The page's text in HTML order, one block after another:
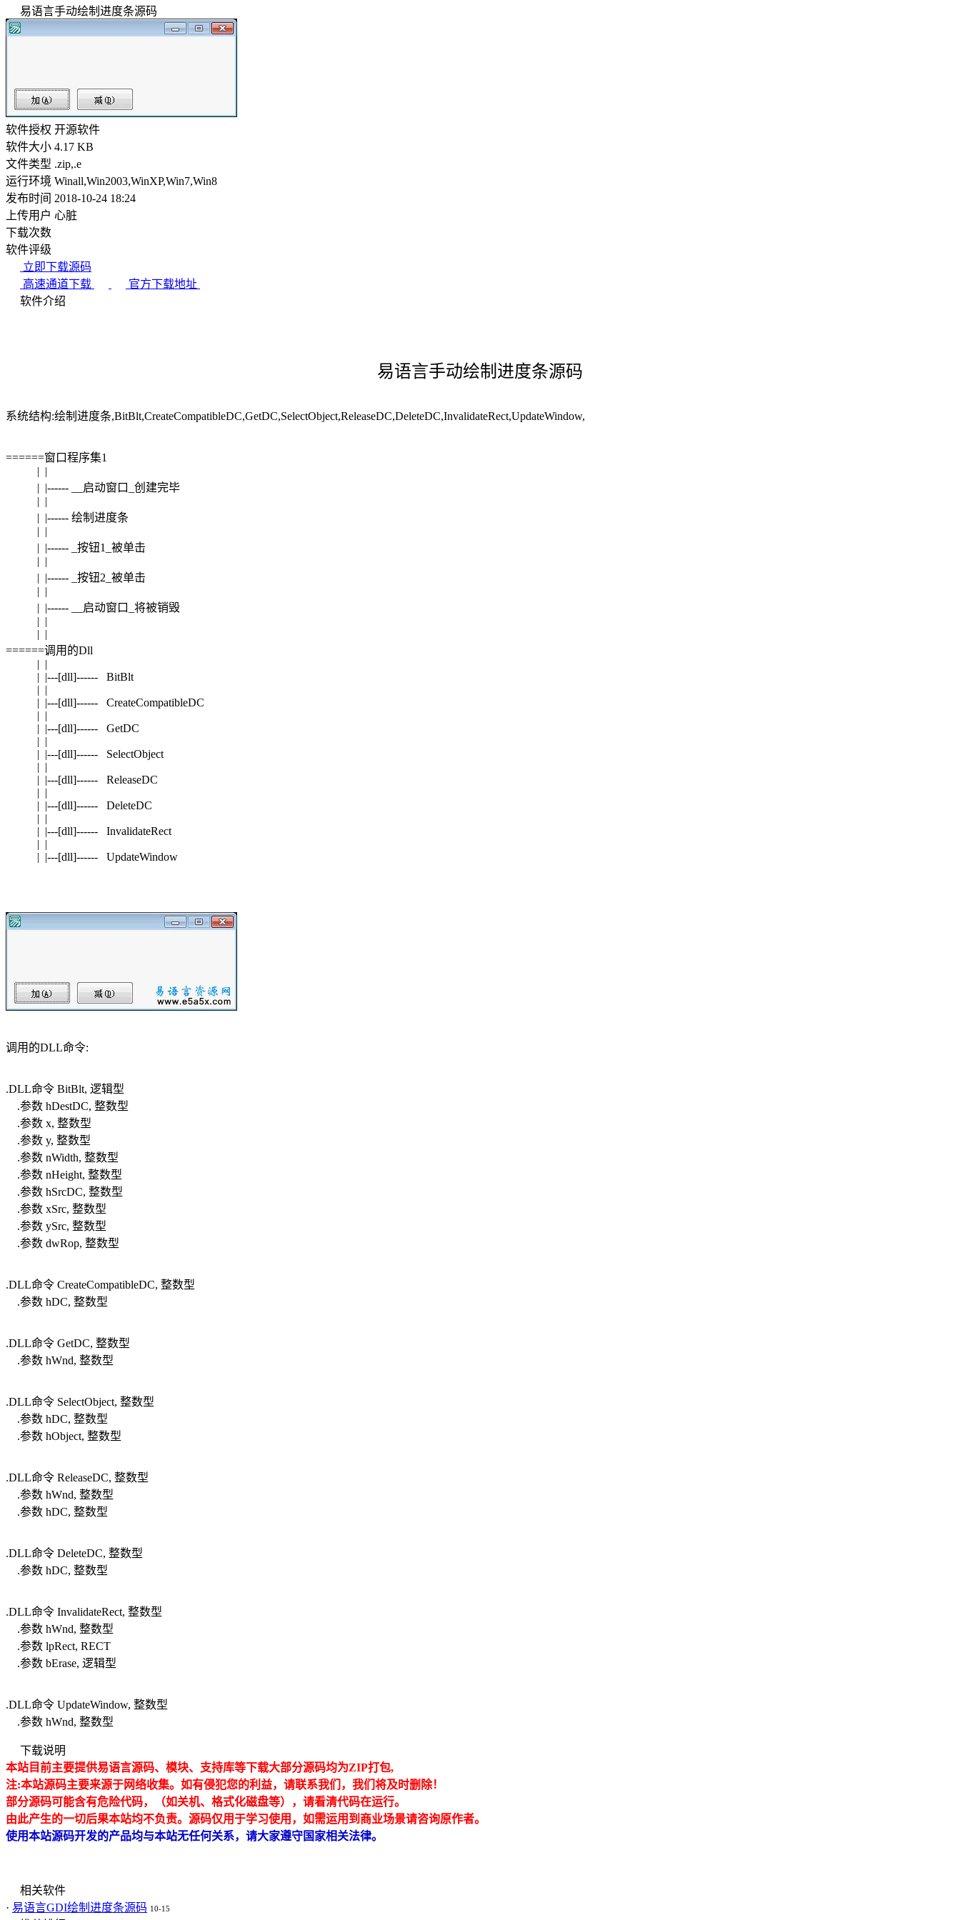
易语言手动绘制进度条源码
软件授权 开源软件
软件大小 4.17 KB
文件类型 .zip,.e
运行环境 Winall,Win2003,WinXP,Win7,Win8
发布时间 2018-10-24 18:24
上传用户 心脏
下载次数
软件评级
立即下载源码
高速通道下载
官方下载地址
软件介绍
易语言手动绘制进度条源码
系统结构:绘制进度条,BitBlt,CreateCompatibleDC,GetDC,SelectObject,ReleaseDC,DeleteDC,InvalidateRect,UpdateWindow,
======窗口程序集1
| |
| |------ __启动窗口_创建完毕
| |
| |------ 绘制进度条
| |
| |------ _按钮1_被单击
| |
| |------ _按钮2_被单击
| |
| |------ __启动窗口_将被销毁
| |
| |
======调用的Dll
| |
| |---[dll]------ BitBlt
| |
| |---[dll]------ CreateCompatibleDC
| |
| |---[dll]------ GetDC
| |
| |---[dll]------ SelectObject
| |
| |---[dll]------ ReleaseDC
| |
| |---[dll]------ DeleteDC
| |
| |---[dll]------ InvalidateRect
| |
| |---[dll]------ UpdateWindow
调用的DLL命令:
.DLL命令 BitBlt, 逻辑型
.参数 hDestDC, 整数型
.参数 x, 整数型
.参数 y, 整数型
.参数 nWidth, 整数型
.参数 nHeight, 整数型
.参数 hSrcDC, 整数型
.参数 xSrc, 整数型
.参数 ySrc, 整数型
.参数 dwRop, 整数型
.DLL命令 CreateCompatibleDC, 整数型
.参数 hDC, 整数型
.DLL命令 GetDC, 整数型
.参数 hWnd, 整数型
.DLL命令 SelectObject, 整数型
.参数 hDC, 整数型
.参数 hObject, 整数型
.DLL命令 ReleaseDC, 整数型
.参数 hWnd, 整数型
.参数 hDC, 整数型
.DLL命令 DeleteDC, 整数型
.参数 hDC, 整数型
.DLL命令 InvalidateRect, 整数型
.参数 hWnd, 整数型
.参数 lpRect, RECT
.参数 bErase, 逻辑型
.DLL命令 UpdateWindow, 整数型
.参数 hWnd, 整数型
下载说明
本站目前主要提供易语言源码、模块、支持库等下载大部分源码均为ZIP打包,
注:本站源码主要来源于网络收集。如有侵犯您的利益，请联系我们，我们将及时删除！
部分源码可能含有危险代码，（如关机、格式化磁盘等），请看清代码在运行。
由此产生的一切后果本站均不负责。源码仅用于学习使用，如需运用到商业场景请咨询原作者。
使用本站源码开发的产品均与本站无任何关系，请大家遵守国家相关法律。
相关软件
· 易语言GDI绘制进度条源码 10-15